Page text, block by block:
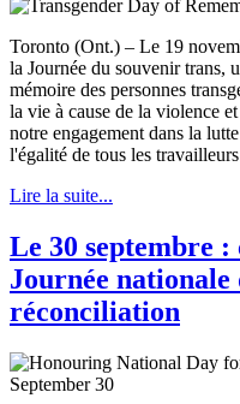
Toronto (Ont.) – Le 19
la Journée du souvenir trans,
mémoire des personnes
la vie à cause de la violence
notre engagement dans la
l'égalité de tous les
Lire la suite...
Le 30 septembre
Journée
réconciliation